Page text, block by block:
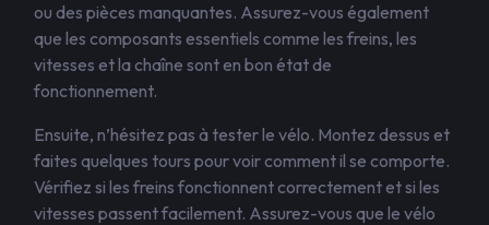
ou des pièces manquantes. Assurez-vous également
que les composants essentiels comme les freins, les
vitesses et la chaîne sont en bon état de
fonctionnement.
Ensuite, n’hésitez pas à tester le vélo. Montez dessus et
faites quelques tours pour voir comment il se comporte.
Vérifiez si les freins fonctionnent correctement et si les
vitesses passent facilement. Assurez-vous que le vélo